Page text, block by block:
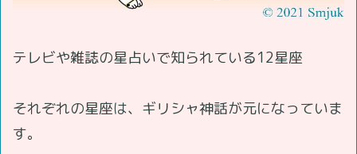
テレビや雑誌の星占いで知られている12星座
それぞれの星座は、ギリシャ神話が元になっていま
す。